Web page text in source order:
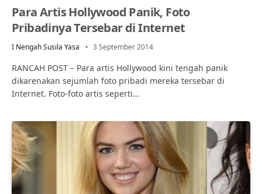
Para Artis Hollywood Panik, Foto
Pribadinya Tersebar di Internet
I Nengah Susila Yasa 3 September 2014
RANCAH POST – Para artis Hollywood kini tengah panik
dikarenakan sejumlah foto pribadi mereka tersebar di
Internet. Foto-foto artis seperti…